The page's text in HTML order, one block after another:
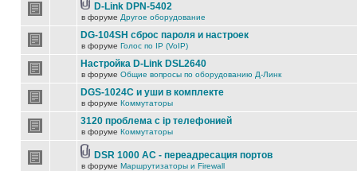
D-Link DPN-5402
в форуме Другое оборудование
DG-104SH сброс пароля и настроек
в форуме Голос по IP (VoIP)
Настройка D-Link DSL2640
в форуме Общие вопросы по оборудованию Д-Линк
DGS-1024C и уши в комплекте
в форуме Коммутаторы
3120 проблема с ip телефонией
в форуме Коммутаторы
DSR 1000 AC - переадресация портов
в форуме Маршрутизаторы и Firewall